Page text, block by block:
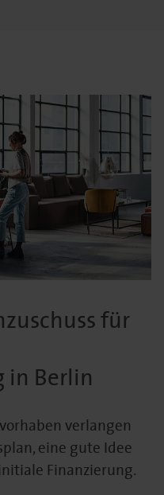
für
in Berlin
verlangen
eine gute Idee
Finanzierung.